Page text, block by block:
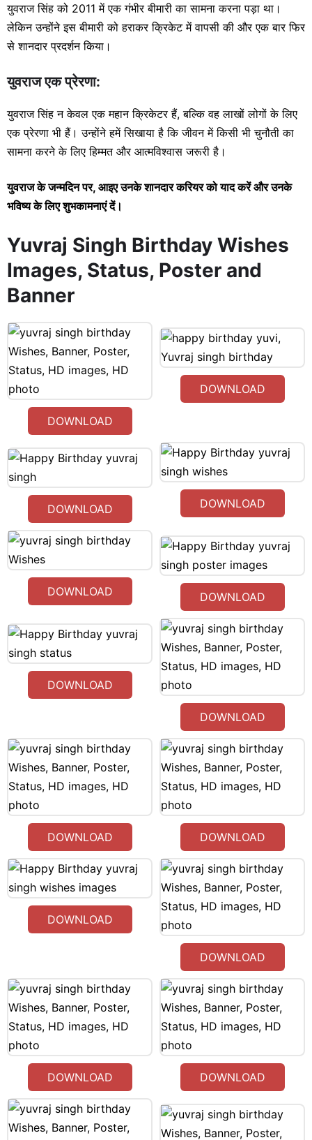
युवराज सिंह को 2011 में एक गंभीर बीमारी का सामना करना पड़ा था।
लेकिन उन्होंने इस बीमारी को हराकर क्रिकेट में वापसी की और एक बार फिर
से शानदार प्रदर्शन किया।
युवराज एक प्रेरणा:
युवराज सिंह न केवल एक महान क्रिकेटर हैं, बल्कि वह लाखों लोगों के लिए
एक प्रेरणा भी हैं। उन्होंने हमें सिखाया है कि जीवन में किसी भी चुनौती का
सामना करने के लिए हिम्मत और आत्मविश्वास जरूरी है।
युवराज के जन्मदिन पर, आइए उनके शानदार करियर को याद करें और उनके
भविष्य के लिए शुभकामनाएं दें।
Yuvraj Singh Birthday Wishes
Images, Status, Poster and
Banner
DOWNLOAD
DOWNLOAD
DOWNLOAD DOWNLOAD
DOWNLOAD DOWNLOAD
DOWNLOAD
DOWNLOAD
DOWNLOAD DOWNLOAD
DOWNLOAD
DOWNLOAD
DOWNLOAD DOWNLOAD